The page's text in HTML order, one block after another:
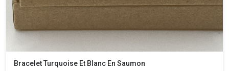
Bracelet Turquoise Et Blanc En Saumon